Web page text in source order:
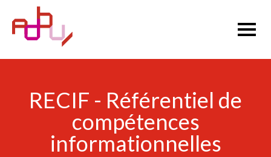
RECIF - Référentiel de
compétences
informationnelles